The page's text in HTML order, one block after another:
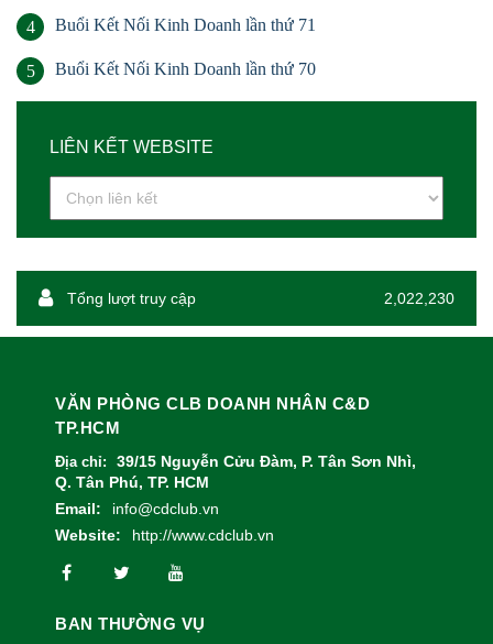
4 Buổi Kết Nối Kinh Doanh lần thứ 71
5 Buổi Kết Nối Kinh Doanh lần thứ 70
LIÊN KẾT WEBSITE
Tổng lượt truy cập 2,022,230
VĂN PHÒNG CLB DOANH NHÂN C&D
TP.HCM
Địa chỉ:
39/15 Nguyễn Cửu Đàm, P. Tân Sơn Nhì,
Q. Tân Phú, TP. HCM
Email:
info@cdclub.vn
Website:
http://www.cdclub.vn
BAN THƯỜNG VỤ